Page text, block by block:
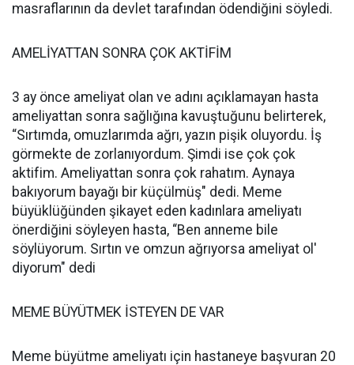
masraflarının da devlet tarafından ödendiğini söyledi.
AMELİYATTAN SONRA ÇOK AKTİFİM
3 ay önce ameliyat olan ve adını açıklamayan hasta
ameliyattan sonra sağlığına kavuştuğunu belirterek,
“Sırtımda, omuzlarımda ağrı, yazın pişik oluyordu. İş
görmekte de zorlanıyordum. Şimdi ise çok çok
aktifim. Ameliyattan sonra çok rahatım. Aynaya
bakıyorum bayağı bir küçülmüş" dedi. Meme
büyüklüğünden şikayet eden kadınlara ameliyatı
önerdiğini söyleyen hasta, “Ben anneme bile
söylüyorum. Sırtın ve omzun ağrıyorsa ameliyat ol'
diyorum" dedi
MEME BÜYÜTMEK İSTEYEN DE VAR
Meme büyütme ameliyatı için hastaneye başvuran 20